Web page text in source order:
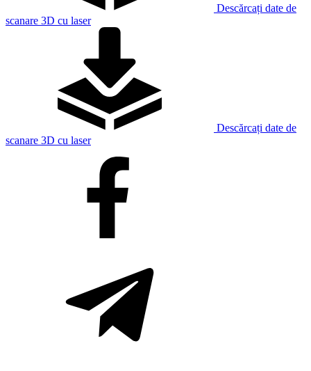
Descărcați date de
scanare 3D cu laser
Descărcați date de
scanare 3D cu laser